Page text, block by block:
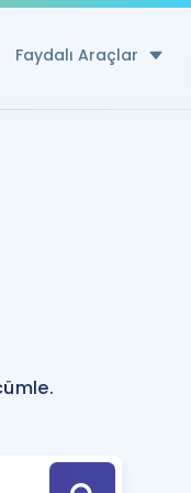
Faydalı Araçlar
Hesaplama Aracı
için Öneriler
Tek Takvimde